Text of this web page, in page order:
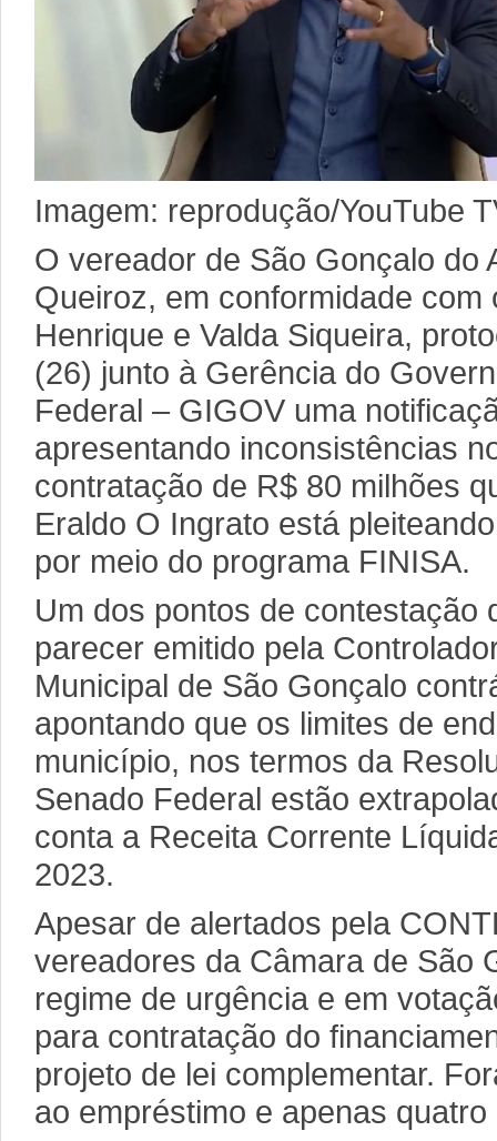
Imagem: reprodução/YouTube
O vereador de São Gonçalo do
Queiroz, em conformidade
Henrique e Valda Siqueira,
(26) junto à Gerência do
Federal – GIGOV uma
apresentando inconsistências
contratação de R$ 80 milhões
Eraldo O Ingrato está
por meio do programa FINISA.
Um dos pontos de contestação
parecer emitido pela
Municipal de São Gonçalo
apontando que os limites de
município, nos termos da
Senado Federal estão
conta a Receita Corrente
2023.
Apesar de alertados pela
vereadores da Câmara de São
regime de urgência e em
para contratação do
projeto de lei complementar.
ao empréstimo e apenas